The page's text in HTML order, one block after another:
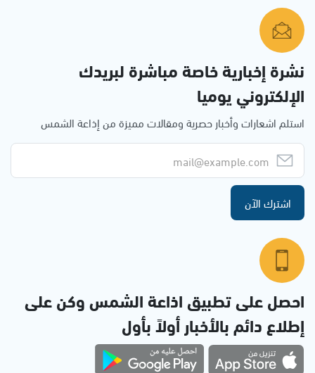
نشرة إخبارية خاصة مباشرة لبريدك
الإلكتروني يوميا
استلم اشعارات وأخبار حصرية ومقالات مميزة من إذاعة الشمس
اشترك الآن
احصل على تطبيق اذاعة الشمس وكن على
إطلاع دائم بالأخبار أولاً بأول